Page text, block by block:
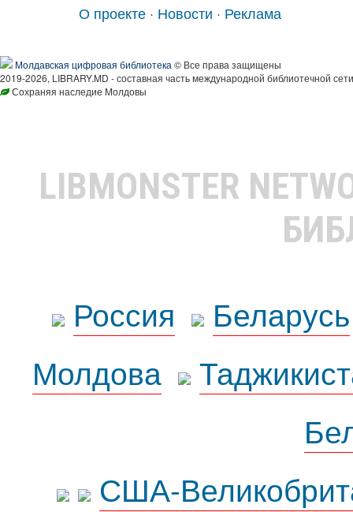
О проекте · Новости · Реклама
Молдавская цифровая библиотека © Все права защищены
2019-2026, LIBRARY.MD - составная часть международной библиотечной
Сохраняя наследие Молдовы
LIBMONSTER
Россия
Беларусь
Молдова
США-